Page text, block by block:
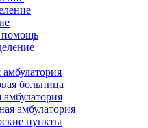
помощь
больница
амбулатория
амбулатория
пункты